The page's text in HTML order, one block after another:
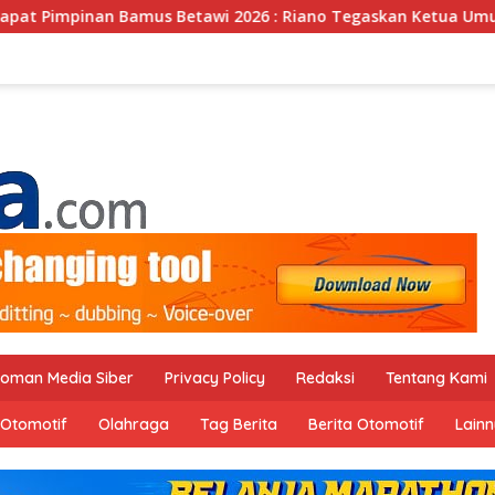
Betawi 2026 : Riano Tegaskan Ketua Umum Punya
Media Siber Privacy Policy Redaksi Tentang Kami
Otomotif Olahraga Tag Berita Berita Otomotif